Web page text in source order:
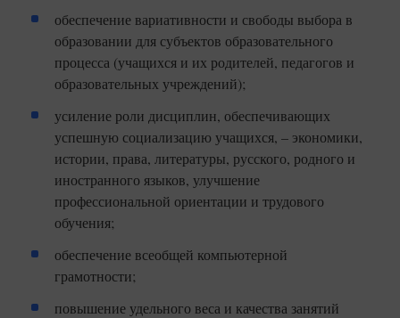
обеспечение вариативности и свободы выбора в
образовании для субъектов образовательного
процесса (учащихся и их родителей, педагогов и
образовательных учреждений);
усиление роли дисциплин, обеспечивающих
успешную социализацию учащихся, – экономики,
истории, права, литературы, русского, родного и
иностранного языков, улучшение
профессиональной ориентации и трудового
обучения;
обеспечение всеобщей компьютерной
грамотности;
повышение удельного веса и качества занятий